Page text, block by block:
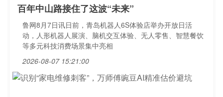
百年中山路接住了这波“未来”
鲁网8月7日讯日前，青岛机器人6S体验店举办开放日活
动，人形机器人展演、脑机交互体验、无人零售、智慧餐饮
等多元科技消费场景集中亮相
2026-08-07 15:21:00